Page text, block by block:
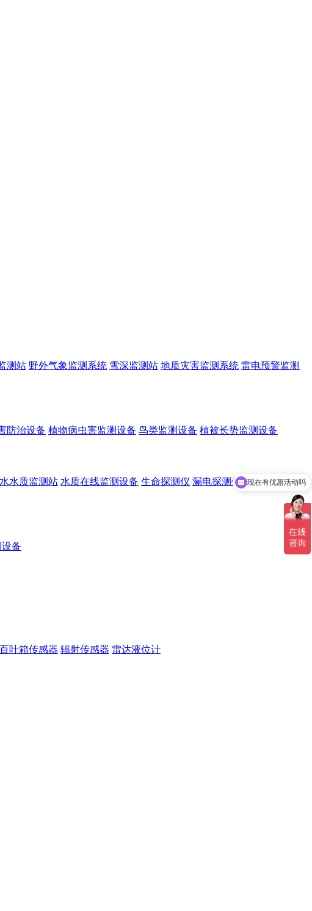
测站 野外气象监测系统 雪深监测站 地质灾害监测系统 雷电预警监测
防治设备 植物病虫害监测设备 鸟类监测设备 植被长势监测设备
水质监测站 水质在线监测设备 生命探测仪 漏电探测仪 水域救援设备
备
百叶箱传感器 辐射传感器 雷达液位计
现在有优惠活动吗